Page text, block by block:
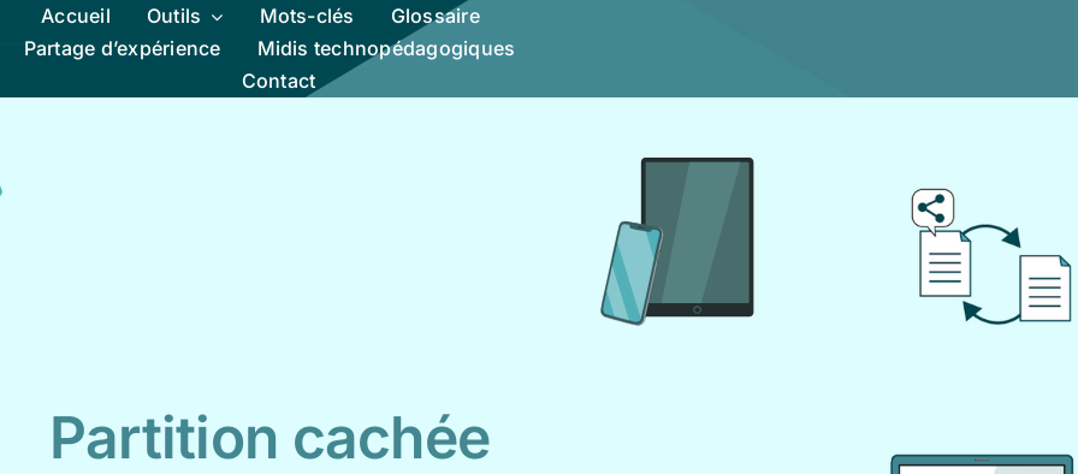
Accueil Outils Mots-clés
Glossaire
Partage d’expérience
Midis technopédagogiques
Contact
Partition cachée